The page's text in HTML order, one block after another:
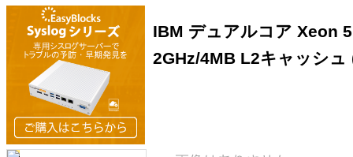
IBM デュアルコア Xeon
2GHz/4MB L2キャッシュ